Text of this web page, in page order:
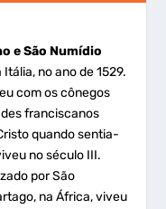
e São Numídio
no ano de 1529.
com os cônegos
franciscanos
quando sentia-
no século III.
por São
na África, viveu